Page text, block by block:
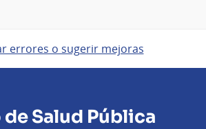
errores o sugerir mejoras
Salud Pública